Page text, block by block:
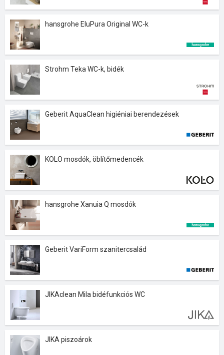
hansgrohe EluPura Original WC-k
Strohm Teka WC-k, bidék
Geberit AquaClean higiéniai berendezések
KOLO mosdók, öblítőmedencék
hansgrohe Xanuia Q mosdók
Geberit VariForm szanitercsalád
JIKAclean Mila bidéfunkciós WC
JIKA piszoárok